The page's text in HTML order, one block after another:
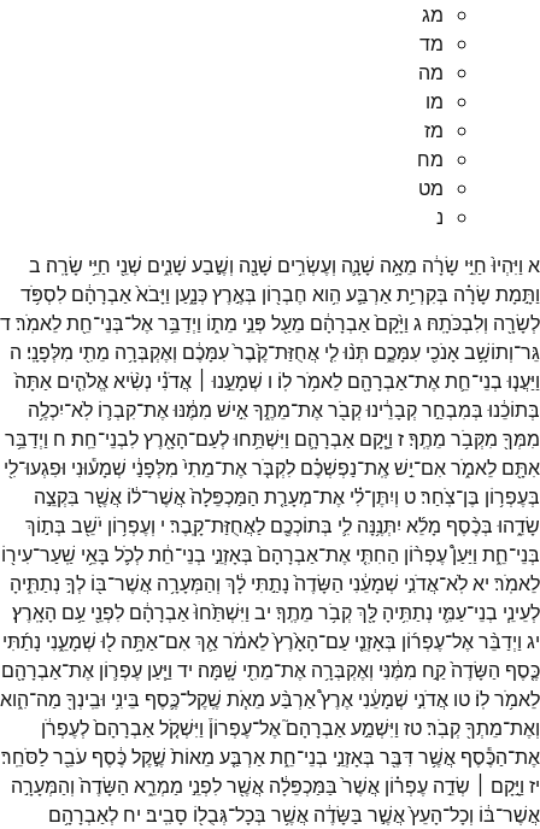
מג
מד
מה
מו
מז
מח
מט
נ
א וַיִּהְיוּ֙ חַיֵּ֣י שָׂרָ֔ה מֵאָ֥ה שָׁנָ֛ה וְעֶשְׂרִ֥ים שָׁנָ֖ה וְשֶׁ֣בַע שָׁנִ֑ים שְׁנֵ֖י חַיֵּ֥י שָׂרָֽה׃ ב
וַתָּ֣מָת שָׂרָ֗ה בְּקִרְיַ֥תאַרְבַּ֛ע הִ֥וא חֶבְר֖וֹן בְּאֶ֣רֶץכְּנָ֑עַן וַיָּבֹא֙אַבְרָהָ֔ם לִסְפֹּ֥ד
לְשָׂרָ֖ה וְלִבְכֹּתָֽהּ׃ ג וַיָּ֙קָם֙אַבְרָהָ֔ם מֵעַ֖ל פְּנֵ֣י מֵת֑וֹ וַיְדַבֵּ֥ראֶל־בְּנֵי־חֵ֖תלֵאמֹֽר׃ד
גֵּר־וְתוֹשָׁ֥באָנֹכִ֖י עִמָּכֶ֑ם תְּנ֨וּלִ֤י אֲחֻזַּת־קֶ֙בֶר֙עִמָּכֶ֔ם וְאֶקְבְּרָ֥ה מֵתִ֖י מִלְּפָנָֽי׃ ה
וַיַּעֲנ֧וּ בְנֵי־חֵ֛תאֶת־אַבְרָהָ֖ם לֵאמֹ֥רלֽוֹ׃ ו שְׁמָעֵ֣נוּ ׀ אֲדֹנִ֗י נְשִׂ֨יאאֱלֹהִ֤ים אַתָּה֙
בְּתוֹכֵ֔נוּ בְּמִבְחַ֣רקְבָרֵ֔ינוּקְבֹ֖ראֶת־מֵתֶ֑ךָאִ֣ישׁ מִמֶּ֔נּוּאֶת־קִבְר֛וֹ לֹֽא־יִכְלֶ֥ה
מִמְּךָ֖ מִקְּבֹ֥ר מֵתֶֽךָ׃ז וַיָּ֧קָם אַבְרָהָ֛ם וַיִּשְׁתַּ֥חוּלְעַם־הָאָ֖רֶץלִבְנֵי־חֵֽת׃ ח וַיְדַבֵּ֥ר
אִתָּ֖ם לֵאמֹ֑ראִם־יֵ֣שׁאֶֽת־נַפְשְׁכֶ֗ם לִקְבֹּ֤ראֶת־מֵתִי֙ מִלְּפָנַ֔י שְׁמָע֕וּנִי וּפִגְעוּ־לִ֖י
בְּעֶפְר֥וֹן בֶּן־צֹֽחַר׃ט וְיִתֶּן־לִ֗י אֶת־מְעָרַ֤ת הַמַּכְפֵּלָה֙אֲשֶׁר־ל֔וֹ אֲשֶׁ֖ר בִּקְצֵ֣ה
שָׂדֵ֑הוּ בְּכֶ֨סֶף מָלֵ֜א יִתְּנֶ֥נָּה לִ֛י בְּתוֹכְכֶ֖ם לַאֲחֻזַּת־קָֽבֶר׃ י וְעֶפְר֥וֹן יֹשֵׁ֖ב בְּת֣וֹךְ
בְּנֵי־חֵ֑ת וַיַּעַן֩עֶפְר֨וֹן הַחִתִּ֤י אֶת־אַבְרָהָם֙ בְּאָזְנֵ֣י בְנֵי־חֵ֔תלְכֹ֛ל בָּאֵ֥י שַֽׁעַר־עִיר֖וֹ
לֵאמֹֽר׃ יאלֹֽא־אֲדֹנִ֣י שְׁמָעֵ֔נִי הַשָּׂדֶה֙ נָתַ֣תִּי לָ֔ךְ וְהַמְּעָרָ֥ה אֲשֶׁר־בּ֖וֹ לְךָ֣ נְתַתִּ֑יהָ
לְעֵינֵ֧י בְנֵי־עַמִּ֛י נְתַתִּ֥יהָ לָּ֖ךְקְבֹ֥ר מֵתֶֽךָ׃ יב וַיִּשְׁתַּ֙חוּ֙אַבְרָהָ֔ם לִפְנֵ֖י עַ֥ם הָאָֽרֶץ׃
יג וַיְדַבֵּ֨ראֶל־עֶפְר֜וֹן בְּאָזְנֵ֤י עַם־הָאָ֙רֶץ֙לֵאמֹ֔ראַ֛ךְאִם־אַתָּ֥ה ל֖וּ שְׁמָעֵ֑נִי נָתַ֜תִּי
כֶּ֤סֶף הַשָּׂדֶה֙קַ֣ח מִמֶּ֔נִּי וְאֶקְבְּרָ֥ה אֶת־מֵתִ֖י שָֽׁמָּה׃ יד וַיַּ֧עַן עֶפְר֛וֹן אֶת־אַבְרָהָ֖ם
לֵאמֹ֥רלֽוֹ׃ טו אֲדֹנִ֣י שְׁמָעֵ֔נִי אֶרֶץ֩אַרְבַּ֨ע מֵאֹ֧ת שֶֽׁקֶל־כֶּ֛סֶף בֵּינִ֥י וּבֵֽינְךָ֖ מַה־הִ֑וא
וְאֶת־מֵתְךָ֖קְבֹֽר׃טז וַיִּשְׁמַ֣עאַבְרָהָם֮אֶל־עֶפְרוֹן֒ וַיִּשְׁקֹ֤לאַבְרָהָם֙לְעֶפְרֹ֔ן
אֶת־הַכֶּ֕סֶף אֲשֶׁ֥רדִּבֶּ֖ר בְּאָזְנֵ֣י בְנֵי־חֵ֑תאַרְבַּ֤ע מֵאוֹת֙ שֶׁ֣קֶלכֶּ֔סֶף עֹבֵ֖רלַסֹּחֵֽר׃
יז וַיָּ֣קָם ׀ שְׂדֵ֣ה עֶפְר֗וֹן אֲשֶׁר֙ בַּמַּכְפֵּלָ֔ה אֲשֶׁ֖רלִפְנֵ֣י מַמְרֵ֑א הַשָּׂדֶה֙ וְהַמְּעָרָ֣ה
אֲשֶׁר־בּ֔וֹ וְכָל־הָעֵץ֙אֲשֶׁ֣ר בַּשָּׂדֶ֔ה אֲשֶׁ֥ר בְּכָל־גְּבֻל֖וֹ סָבִֽיב׃ יח לְאַבְרָהָ֥ם